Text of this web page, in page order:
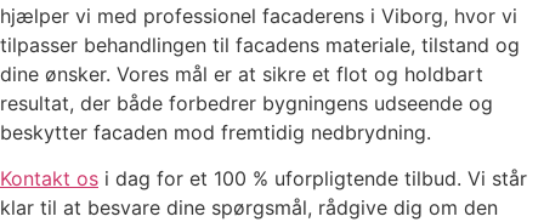
hjælper vi med professionel facaderens i Viborg, hvor vi
tilpasser behandlingen til facadens materiale, tilstand og
dine ønsker. Vores mål er at sikre et flot og holdbart
resultat, der både forbedrer bygningens udseende og
beskytter facaden mod fremtidig nedbrydning.
Kontakt os i dag for et 100 % uforpligtende tilbud. Vi står
klar til at besvare dine spørgsmål, rådgive dig om den